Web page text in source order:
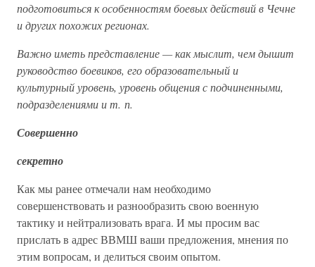
подготовиться к особенностям боевых действий в Чечне
и других похожих регионах.
Важно иметь представление — как мыслит, чем дышит
руководство боевиков, его образовательный и
культурный уровень, уровень общения с подчиненными,
подразделениями и т. п.
Совершенно
секретно
Как мы ранее отмечали нам необходимо
совершенствовать и разнообразить свою военную
тактику и нейтрализовать врага. И мы просим вас
прислать в адрес ВВМШ ваши предложения, мнения по
этим вопросам, и делиться своим опытом.